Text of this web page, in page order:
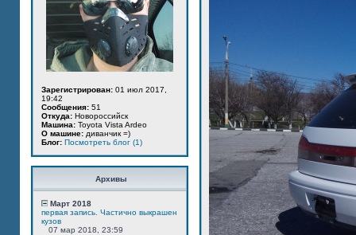
Зарегистрирован: 01 июл 2017,
19:42
Сообщения: 51
Откуда: Новороссийск
Машина: Toyota Vista Ardeo
О машине: диванчик =)
Блог: Посмотреть блог (1)
Архивы
Март 2018
первая запись. Частично выкрашен
кузов
07 мар 2018, 23:59